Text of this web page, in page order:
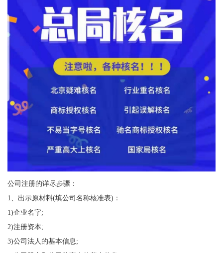
公司注册的详尽步骤：
1、出示原材料(填公司名称核准表)：
1)企业名字;
2)注册资本;
3)公司法人的基本信息;